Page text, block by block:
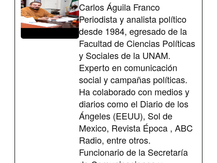
Carlos Águila Franco
Periodista y analista político
desde 1984, egresado de la
Facultad de Ciencias Políticas
y Sociales de la UNAM.
Experto en comunicación
social y campañas políticas.
Ha colaborado con medios y
diarios como el Diario de los
Ángeles (EEUU), Sol de
Mexico, Revista Época , ABC
Radio, entre otros.
Funcionario de la Secretaría